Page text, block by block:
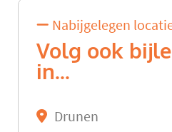
Nabijgelegen
Volg ook
in...
Drunen